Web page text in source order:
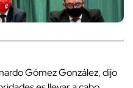
Gómez González, dijo